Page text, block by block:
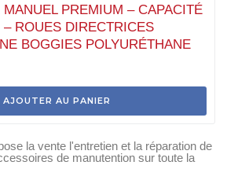
PREMIUM – CAPACITÉ
– ROUES DIRECTRICES
BOGGIES POLYURÉTHANE
AJOUTER AU PANIER
la vente l'entretien et la réparation de
de manutention sur toute la